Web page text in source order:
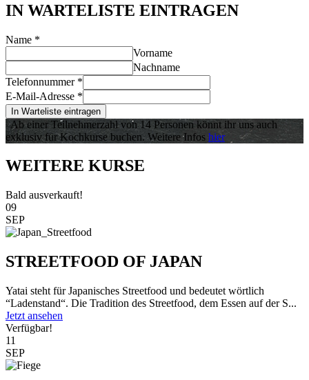
IN WARTELISTE EINTRAGEN
Name *
Vorname
Nachname
Telefonnummer *
E-Mail-Adresse *
In Warteliste eintragen
Ab einer Teilnehmerzahl von 14 Personen könnt ihr uns auch
exklusiv für Kochkurse buchen. Weitere Infos hier
WEITERE KURSE
Bald ausverkauft!
09
SEP
STREETFOOD OF JAPAN
Yatai steht für Japanisches Streetfood und bedeutet wörtlich
“Ladenstand“. Die Tradition des Streetfood, dem Essen auf der S...
Jetzt ansehen
Verfügbar!
11
SEP